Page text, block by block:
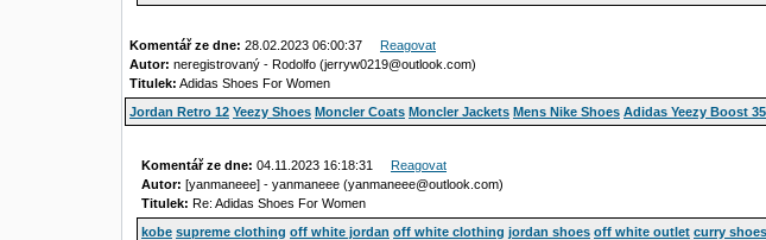
Komentář ze dne: 28.02.2023 06:00:37 Reagovat
Autor: neregistrovaný - Rodolfo (jerryw0219@outlook.com)
Titulek: Adidas Shoes For Women
Jordan Retro 12 Yeezy Shoes Moncler Coats Moncler Jackets Mens Nike Shoes Adidas Yeezy Boost
Komentář ze dne: 04.11.2023 16:18:31 Reagovat
Autor: [yanmaneee] - yanmaneee (yanmaneee@outlook.com)
Titulek: Re: Adidas Shoes For Women
kobe supreme clothing off white jordan off white clothing jordan shoes off white outlet curry shoes